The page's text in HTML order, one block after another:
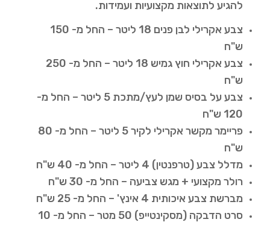
להגיע לתוצאות מקצועיות ועמידות.
צבע אקרילי לבן פנים 18 ליטר – החל מ- 150
ש"ח
צבע אקרילי חוץ גמיש 18 ליטר – החל מ- 250
ש"ח
צבע על בסיס שמן לעץ/מתכת 5 ליטר – החל מ-
120 ש"ח
פריימר מקשר אקרילי לקיר 5 ליטר – החל מ- 80
ש"ח
מדלל צבע (טרפנטין) 4 ליטר – החל מ- 40 ש"ח
רולר מקצועי + מגש צביעה – החל מ- 30 ש"ח
מברשת צבע איכותית 4 אינץ' – החל מ- 25 ש"ח
סרט הדבקה (מסקינטייפ) 50 מטר – החל מ- 10